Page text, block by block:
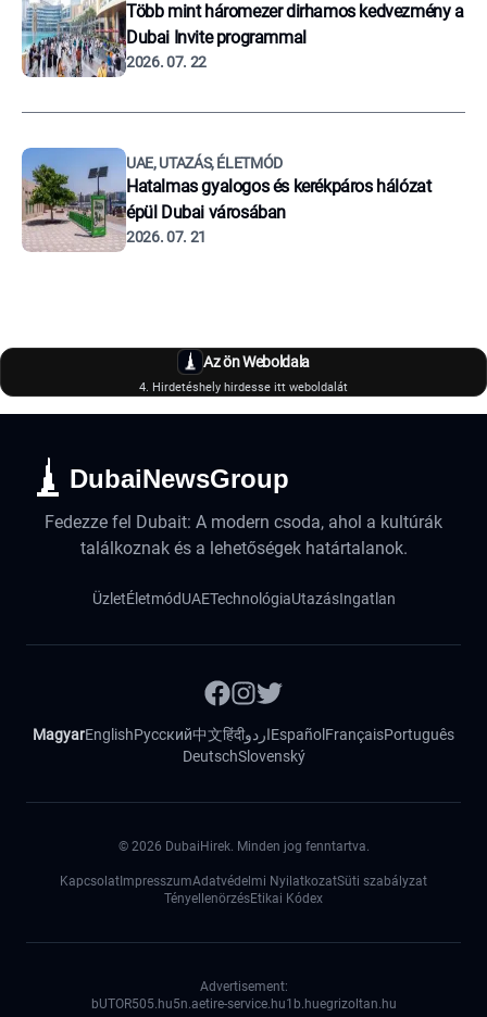
Több mint háromezer dirhamos kedvezmény a
Dubai Invite programmal
2026. 07. 22
UAE, UTAZÁS, ÉLETMÓD
Hatalmas gyalogos és kerékpáros hálózat
épül Dubai városában
2026. 07. 21
Az ön Weboldala
4. Hirdetéshely hirdesse itt weboldalát
DubaiNewsGroup
Fedezze fel Dubait: A modern csoda, ahol a kultúrák
találkoznak és a lehetőségek határtalanok.
ÜzletÉletmódUAETechnológiaUtazásIngatlan
MagyarEnglishРусский中文हिंदीاردوEspañol FrançaisPortuguês
DeutschSlovenský
© 2026 DubaiHirek. Minden jog fenntartva.
Kapcsolat ImpresszumAdatvédelmi NyilatkozatSüti szabályzat
TényellenörzésEtikai Kódex
Advertisement:
bUTOR505.hu5n.aetire-service.hu1b.huegrizoltan.hu